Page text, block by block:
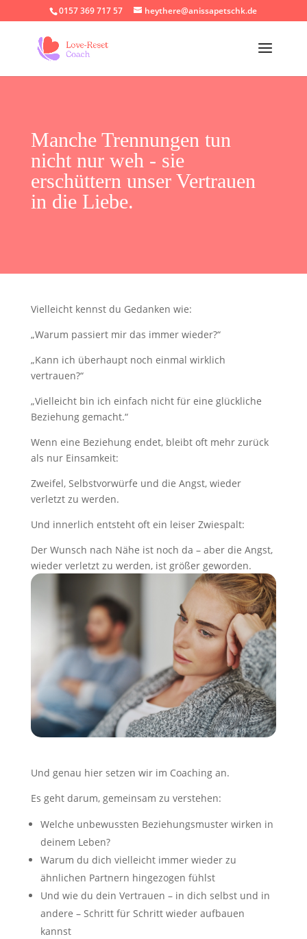
0157 369 717 57 heythere@anissapetschk.de
Manche Trennungen tun
nicht nur weh - sie
erschüttern unser Vertrauen
in die Liebe.
Vielleicht kennst du Gedanken wie:
„Warum passiert mir das immer wieder?“
„Kann ich überhaupt noch einmal wirklich
vertrauen?“
„Vielleicht bin ich einfach nicht für eine glückliche
Beziehung gemacht.“
Wenn eine Beziehung endet, bleibt oft mehr zurück
als nur Einsamkeit:
Zweifel, Selbstvorwürfe und die Angst, wieder
verletzt zu werden.
Und innerlich entsteht oft ein leiser Zwiespalt:
Der Wunsch nach Nähe ist noch da – aber die Angst,
wieder verletzt zu werden, ist größer geworden.
Und genau hier setzen wir im Coaching an.
Es geht darum, gemeinsam zu verstehen:
Welche unbewussten Beziehungsmuster wirken in
deinem Leben?
Warum du dich vielleicht immer wieder zu
ähnlichen Partnern hingezogen fühlst
Und wie du dein Vertrauen – in dich selbst und in
andere – Schritt für Schritt wieder aufbauen
kannst